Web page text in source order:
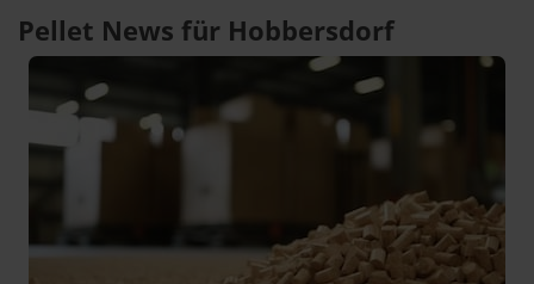
Pellet News für Hobbersdorf